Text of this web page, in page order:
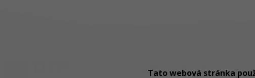
JSME K DISPOZICI
Tato webová stránka